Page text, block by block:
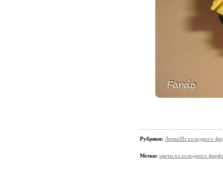
Рубрики: Лепка/Из холодного
Метки: цветы из холодного